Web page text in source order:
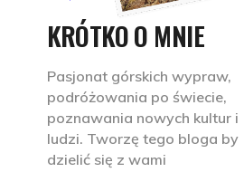
KRÓTKO O MNIE
Pasjonat górskich wypraw,
podróżowania po świecie,
poznawania nowych kultur i
ludzi. Tworzę tego bloga by
dzielić się z wami